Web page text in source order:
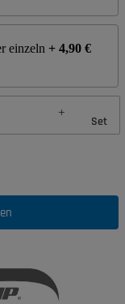
einzeln + 4,90 €
Set